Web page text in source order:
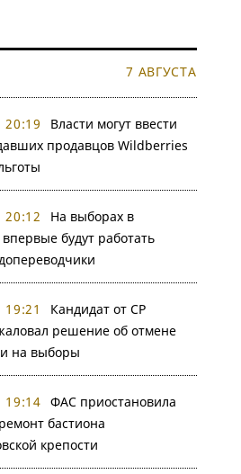
7 АВГУСТА
20:19
Власти могут ввести
продавцов Wildberries
20:12
На выборах в
будут работать
Кандидат от СР
решение об отмене
на выборы
19:14 ФАС приостановила
бастиона
крепости